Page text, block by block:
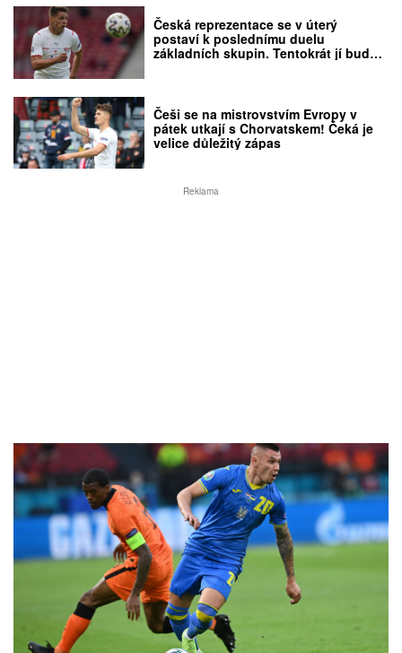
Česká reprezentace se v úterý
postaví k poslednímu duelu
základních skupin. Tentokrát jí bude
Češi se na mistrovstvím Evropy v
pátek utkají s Chorvatskem! Čeká je
velice důležitý zápas
Reklama